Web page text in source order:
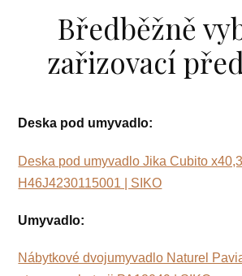
Bředběžně
zařizovací
Deska pod umyvadlo:
Deska pod umyvadlo Jika Cubito
H46J4230115001 | SIKO
Umyvadlo:
Nábytkové dvojumyvadlo Naturel